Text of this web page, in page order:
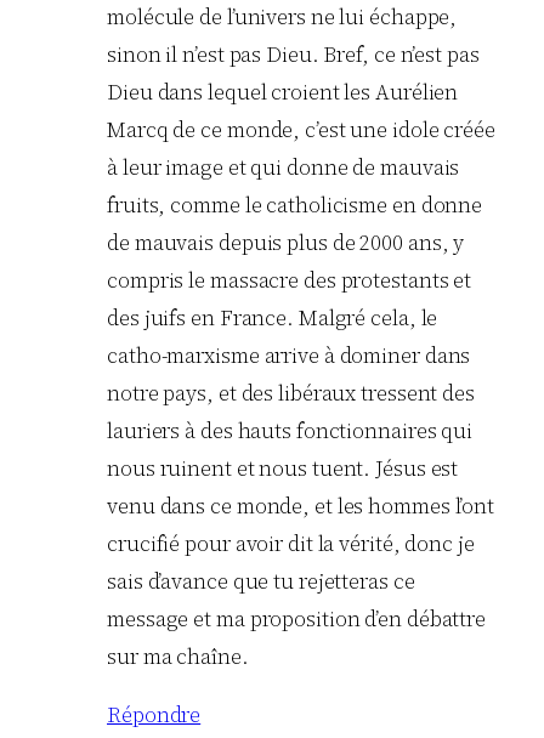
molécule de l’univers ne lui échappe,
sinon il n’est pas Dieu. Bref, ce n’est pas
Dieu dans lequel croient les Aurélien
Marcq de ce monde, c’est une idole créée
à leur image et qui donne de mauvais
fruits, comme le catholicisme en donne
de mauvais depuis plus de 2000 ans, y
compris le massacre des protestants et
des juifs en France. Malgré cela, le
catho-marxisme arrive à dominer dans
notre pays, et des libéraux tressent des
lauriers à des hauts fonctionnaires qui
nous ruinent et nous tuent. Jésus est
venu dans ce monde, et les hommes l’ont
crucifié pour avoir dit la vérité, donc je
sais d’avance que tu rejetteras ce
message et ma proposition d’en débattre
sur ma chaîne.
Répondre